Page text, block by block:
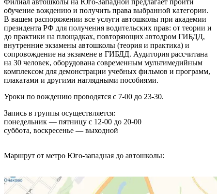
Филиал автошколы на Юго-Западной предлагает пройти
обучение вождению и получить права выбранной категории.
В вашем распоряжении все услуги автошколы при академии
президента РФ для получения водительских прав: от теории и
до практики на площадках, повторяющих автодром ГИБДД,
внутренние экзамены автошколы (теория и практика) и
сопровождение на экзамене в ГИБДД. Аудитория рассчитана
на 30 человек, оборудована современным мультимедийным
комплексом для демонстрации учебных фильмов и программ,
плакатами и другими наглядными пособиями.
Уроки по вождению проводятся c 7-00 до 23-30.
Запись в группы осуществляется:
понедельник — пятницу с 12-00 до 20-00
суббота, воскресенье — выходной
Маршрут от метро Юго-западная до автошколы: